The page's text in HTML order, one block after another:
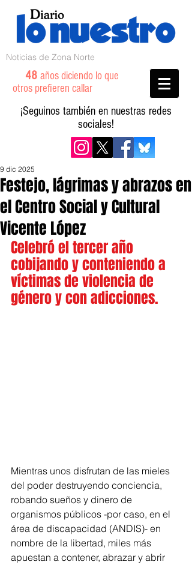
Noticias de Zona Norte
48 años diciendo lo que
otros prefieren callar
¡Seguinos también en nuestras redes
sociales!
Festejo, lágrimas y abrazos en
el Centro Social y Cultural
Vicente López
9 dic 2025
Celebró el tercer año
cobijando y conteniendo a
víctimas de violencia de
género y con adicciones.
Mientras unos disfrutan de las mieles
del poder destruyendo conciencia,
robando sueños y dinero de
organismos públicos -por caso, en el
área de discapacidad (ANDIS)- en
nombre de la libertad, miles más
apuestan a contener, abrazar y abrir